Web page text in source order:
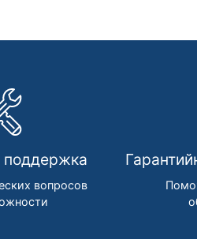
поддержка
вопросов